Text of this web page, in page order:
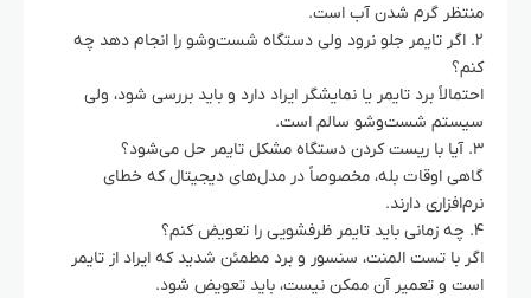
منتظر گرم شدن آب است.
۲. اگر تایمر جلو نرود ولی دستگاه شست‌وشو را انجام دهد چه
کنم؟
احتمالاً برد تایمر یا نمایشگر ایراد دارد و باید بررسی شود، ولی
سیستم شست‌وشو سالم است.
۳. آیا با ریست کردن دستگاه مشکل تایمر حل می‌شود؟
گاهی اوقات بله، مخصوصاً در مدل‌های دیجیتال که خطای
نرم‌افزاری دارند.
۴. چه زمانی باید تایمر ظرفشویی را تعویض کنم؟
اگر با تست المنت، سنسور و برد مطمئن شدید که ایراد از تایمر
است و تعمیر آن ممکن نیست، باید تعویض شود.